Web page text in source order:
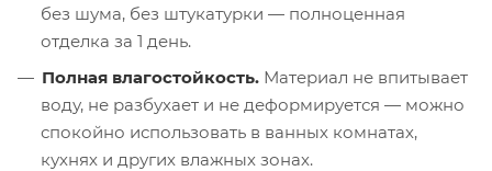
без шума, без штукатурки — полноценная
отделка за 1 день.
Полная влагостойкость. Материал не впитывает
воду, не разбухает и не деформируется — можно
спокойно использовать в ванных комнатах,
кухнях и других влажных зонах.